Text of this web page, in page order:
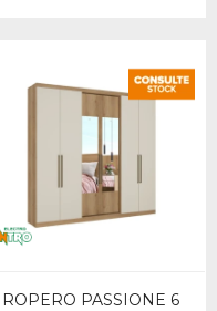
ROPERO PASSIONE 6